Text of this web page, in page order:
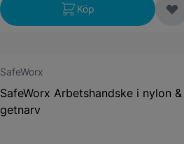
Köp
SafeWorx
SafeWorx Arbetshandske i nylon &
getnarv